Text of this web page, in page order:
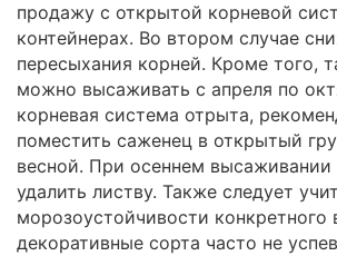
продажу с открытой корневой
контейнерах. Во втором случае
пересыхания корней. Кроме того,
можно высаживать с апреля по
корневая система отрыта,
поместить саженец в открытый
весной. При осеннем высаживании
удалить листву. Также следует
морозоустойчивости
декоративные сорта часто не